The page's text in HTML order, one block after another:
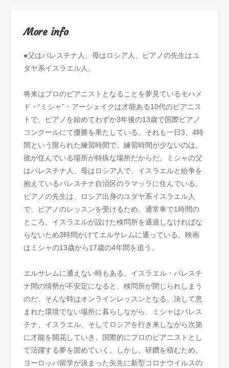
More info
●父はパレスチナ人、母はロシア人、ピアノの先生はユ
ダヤ系イスラエル人。
将来はプロのピアニストとなることを夢見ているモハメ
ド・“ミシャ”・アーシェイクは才能ある10代のピアニス
トで、ピアノを始めてわずか3年後の13歳で国際ピアノ
コンクールにて優勝を果たしている。それも一日3、4時
間という限られた練習時間で。練習時間が少ないのは、
彼が住んでいる場所が特殊な場所だからだ。ミシャの父
はパレスチナ人、母はロシア人で、イスラエルと紛争を
抱えているパレスチナ自治区のラマッラに住んでいる。
ピアノの先生は、ロシア出身のユダヤ系イスラエル人
で、ピアノのレッスンを受けるため、通常車で1時間の
ところ、イスラエルが設けた検問所を通過しなければな
らないため3時間かけてエルサレムに通っている。映画
はミシャの13歳から17歳の4年間を追う。
エルサレムに通えない時もある。イスラエル・パレスチ
ナ間の情勢が不安定になると、検問所が閉じられしまう
のだ。そんな時はオンラインレッスンとなる。決して恵
まれた環境でない場所に暮らしながら、ミシャはパレス
チナ、イスラエル、そしてロシアを行き来しながら次第
に才能を開花していき、国際的にプロのピアニストとし
て活躍する夢を固めていく。しかし、研鑽を積むため、
ヨーロッパ留学が決まった矢先に新型コロナウイルスの